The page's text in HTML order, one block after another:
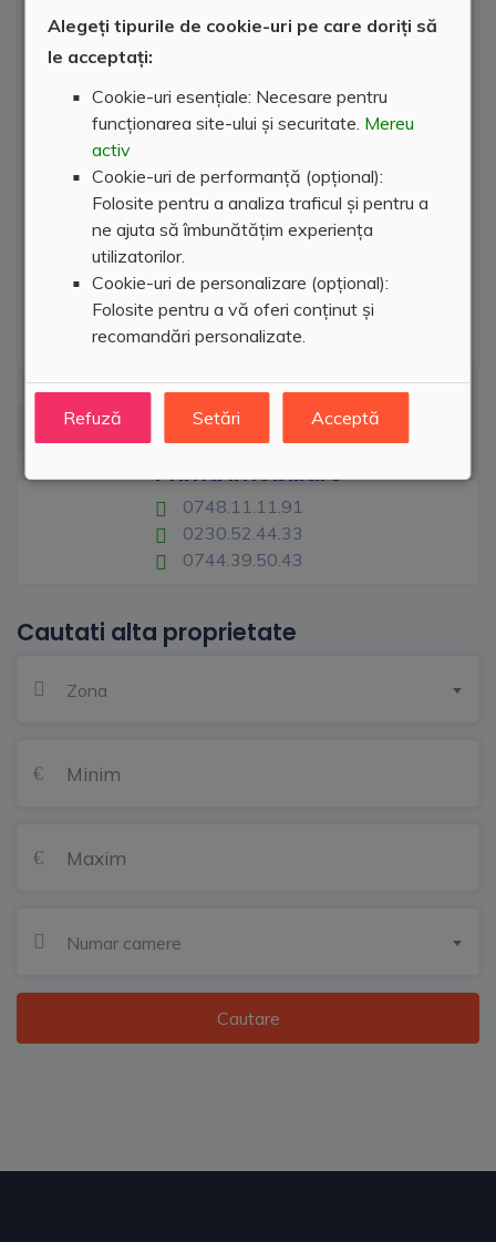
Alegeți tipurile de cookie-uri pe care doriți să
le acceptați:
Cookie-uri esențiale: Necesare pentru
funcționarea site-ului și securitate. Mereu
activ
Cookie-uri de performanță (opțional):
Folosite pentru a analiza traficul și pentru a
ne ajuta să îmbunătățim experiența
utilizatorilor.
Cookie-uri de personalizare (opțional):
Folosite pentru a vă oferi conținut și
recomandări personalizate.
Refuză Setări Acceptă
Prima Imobiliare
0748.11.11.91
0230.52.44.33
0744.39.50.43
Cautati alta proprietate
Zona
Numar camere
Cautare